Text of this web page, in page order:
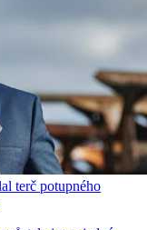
terč potupného